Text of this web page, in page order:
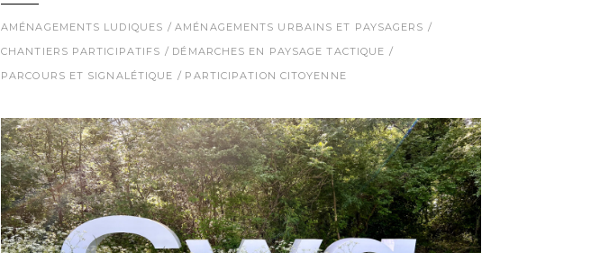
AMÉNAGEMENTS LUDIQUES
AMÉNAGEMENTS URBAINS ET PAYSAGERS
CHANTIERS PARTICIPATIFS
DÉMARCHES EN PAYSAGE TACTIQUE
PARCOURS ET SIGNALÉTIQUE
PARTICIPATION CITOYENNE